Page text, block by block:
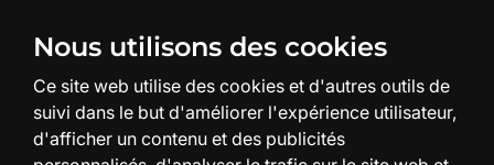
Nous utilisons des cookies
Ce site web utilise des cookies et d'autres outils de
suivi dans le but d'améliorer l'expérience utilisateur,
d'afficher un contenu et des publicités